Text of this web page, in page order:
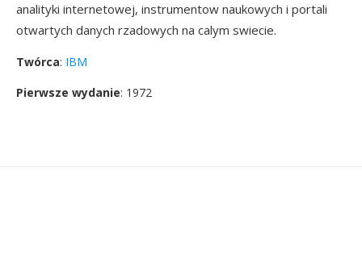
analityki internetowej, instrumentow naukowych i portali
otwartych danych rzadowych na calym swiecie.
Twórca: IBM
Pierwsze wydanie: 1972